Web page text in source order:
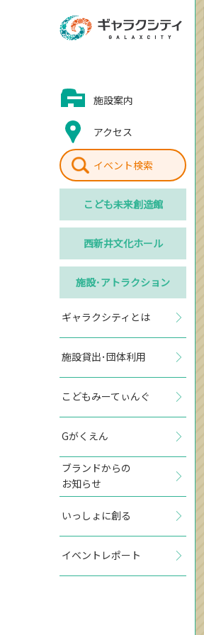
施設案内
アクセス
イベント検索
こども未来創造館
西新井文化ホール
施設･アトラクション
ギャラクシティとは
施設貸出･団体利用
こどもみーてぃんぐ
Gがくえん
ブランドからの
お知らせ
いっしょに創る
イベントレポート